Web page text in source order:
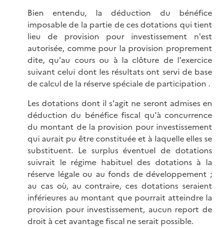
Bien entendu, la déduction du bénéfice
imposable de la partie de ces dotations qui tient
lieu de provision pour investissement n'est
autorisée, comme pour la provision proprement
dite, qu'au cours ou à la clôture de l'exercice
suivant celui dont les résultats ont servi de base
de calcul de la réserve spéciale de participation .
Les dotations dont il s'agit ne seront admises en
déduction du bénéfice fiscal qu'à concurrence
du montant de la provision pour investissement
qui aurait pu être constituée et à laquelle elles se
substituent. Le surplus éventuel de dotations
suivrait le régime habituel des dotations à la
réserve légale ou au fonds de développement ;
au cas où, au contraire, ces dotations seraient
inférieures au montant que pourrait atteindre la
provision pour investissement, aucun report de
droit à cet avantage fiscal ne serait possible.